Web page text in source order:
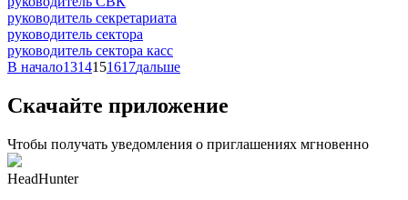
руководитель секретариата
руководитель сектора
руководитель сектора касс
В начало1314151617дальше
Скачайте приложение
Чтобы получать уведомления о приглашениях мгновенно
HeadHunter